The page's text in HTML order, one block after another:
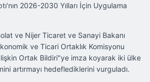
2026-2030 Yılları İçin Uygulama
ve Nijer Ticaret ve Sanayi Bakanı
ve Ticari Ortaklık Komisyonu
Ortak Bildiri"ye imza koyarak iki ülke
artırmayı hedeflediklerini vurguladı.